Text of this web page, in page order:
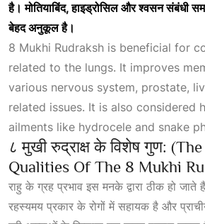
है।मोतियाबिंद,हाइड्रोसिलऔरश्वसनसंबंधी
बेहदअनुकूलहै।
8 Mukhi Rudraksh is beneficial for
related to the lungs. It improves
various nervous system, prostate,
related issues. It is also considered
ailments like hydrocele and snake
८ मुखी रुद्राक्ष के विशेष गुण:
Qualities Of The 8 Mukhi
राहु के ग्रह प्रभाव इस मनके द्वारा ठीक हो
रहस्यमय प्रकार के रोगों में सहायक है और